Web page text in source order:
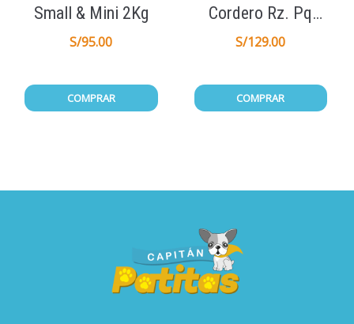
Small & Mini 2Kg
S/95.00
COMPRAR
Cordero Rz. Pq
Cach 7kg
S/129.00
COMPRAR